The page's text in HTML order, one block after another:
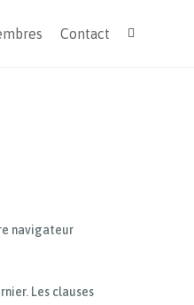
Contact
navigateur
Les clauses